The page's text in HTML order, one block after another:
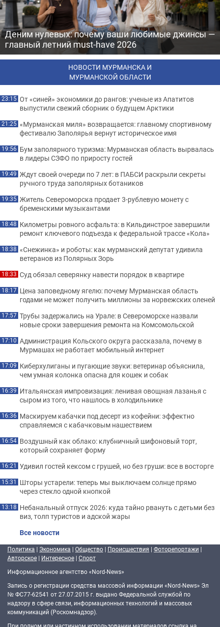
Деним нулевых: почему ваши любимые джинсы —
главный летний must-have 2026
НОВОСТИ МУРМАНСКА И
МУРМАНСКОЙ ОБЛАСТИ
23:15 От «синей» экономики до рангов: ученые из Апатитов
выпустили свежий сборник о будущем Арктики
21:25 «Мурманская миля» возвращается: главному спортивному
фестивалю Заполярья вернут историческое имя
19:56 Бум заполярного туризма: Мурманская область вырвалась
в лидеры СЗФО по приросту гостей
19:49 Ждут своей очереди по 7 лет: в ПАБСИ раскрыли секреты
ручного труда заполярных ботаников
19:35 Житель Североморска продает 3-рублевую монету с
бременскими музыкантами
18:48 Километры ровного асфальта: в Кильдинстрое завершили
ремонт ключевого подъезда к федеральной трассе «Кола»
18:38 «Снежинка» и роботы: как мурманский депутат удивила
ветеранов из Полярных Зорь
18:33 Суд обязал северянку навести порядок в квартире
18:17 Цена заповедному ягелю: почему Мурманская область
годами не может получить миллионы за норвежских оленей
17:57 Трубы задержались на Урале: в Североморске назвали
новые сроки завершения ремонта на Комсомольской
17:10 Администрация Кольского округа рассказала, почему в
Мурмашах не работает мобильный интернет
17:09 Киберхулиганы и пугающие звуки: ветеринар объяснила,
чем умная колонка опасна для кошек и собак
16:39 Итальянская импровизация: ленивая овощная лазанья с
сыром из того, что нашлось в холодильнике
16:36 Маскируем кабачки под десерт из кофейни: эффектно
справляемся с кабачковым нашествием
16:54 Воздушный как облако: клубничный шифоновый торт,
который сохраняет форму
16:21 Удивил гостей кексом с грушей, но без груши: все в восторге
15:31 Шторы устарели: теперь мы выключаем солнце прямо
через стекло одной кнопкой
13:18 Небанальный отпуск 2026: куда тайно рвануть с детьми без
виз, толп туристов и адской жары
Все новости
Политика | Экономика | Общество | Происшествия | Фоторепортажи |
Авторское | Интересное | Спорт
Информационное агентство «Nord-News»
Запись о регистрации средства массовой информации «Nord-News» Эл
№ ФС77-62541 от 27.07.2015 г. выдано Федеральной службой по
надзору в сфере связи, информационных технологий и массовых
коммуникаций (Роскомнадзор).